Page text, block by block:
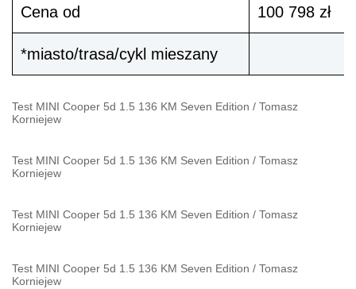
Cena od 100 798 zł
*miasto/trasa/cykl mieszany
Test MINI Cooper 5d 1.5 136 KM Seven Edition / Tomasz
Korniejew
Test MINI Cooper 5d 1.5 136 KM Seven Edition / Tomasz
Korniejew
Test MINI Cooper 5d 1.5 136 KM Seven Edition / Tomasz
Korniejew
Test MINI Cooper 5d 1.5 136 KM Seven Edition / Tomasz
Korniejew